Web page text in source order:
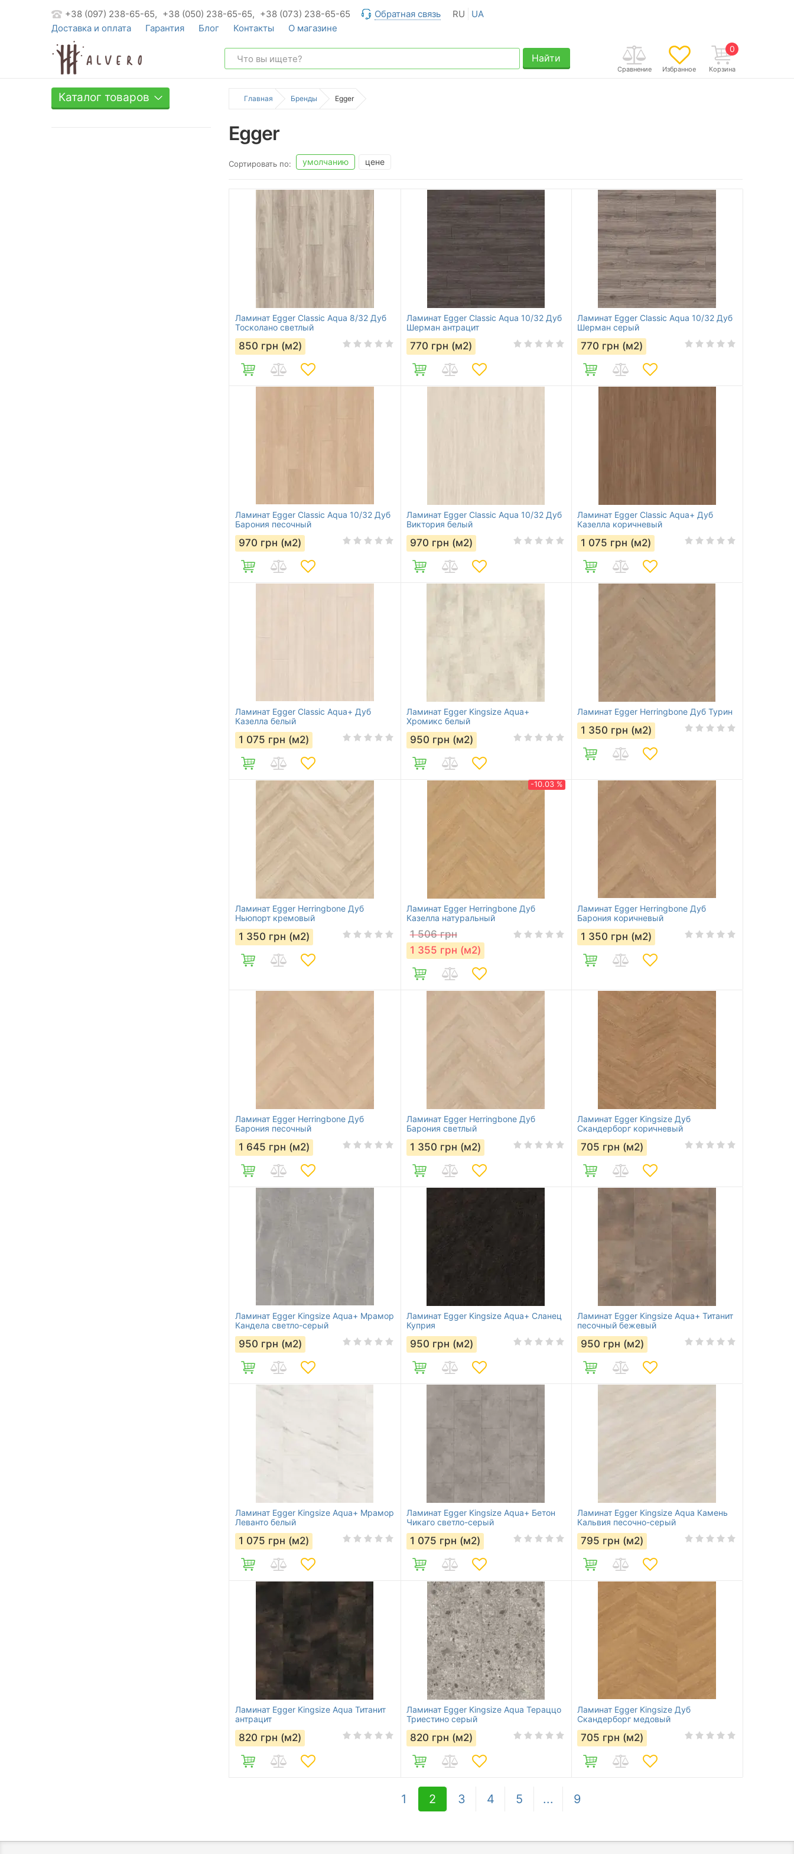
+38 (097) 238-65-65, +38 (050) 238-65-65, +38 (073) 238-65-65 Обратная связь RU
UA
Доставка и оплата
Гарантия Блог Контакты О магазине
0
Корзина
Избранное
Сравнение
Найти
Каталог товаров Главная Бренды Egger
Egger
Сортировать по: умолчанию цене
Ламинат Egger Classic Aqua 8/32 Дуб
Тосколано светлый
850 грн (м2)
Ламинат Egger Classic Aqua 10/32 Дуб
Шерман антрацит
770 грн (м2)
Ламинат Egger Classic Aqua 10/32 Дуб
Шерман серый
770 грн (м2)
Ламинат Egger Classic Aqua 10/32 Дуб
Барония песочный
970 грн (м2)
Ламинат Egger Classic Aqua 10/32 Дуб
Виктория белый
970 грн (м2)
Ламинат Egger Classic Aqua+ Дуб
Казелла коричневый
1 075 грн (м2)
Ламинат Egger Classic Aqua+ Дуб
Казелла белый
1 075 грн (м2)
Ламинат Egger Kingsize Aqua+
Хромикс белый
950 грн (м2)
Ламинат Egger Herringbone Дуб Турин
1 350 грн (м2)
Ламинат Egger Herringbone Дуб
Ньюпорт кремовый
1 350 грн (м2)
-10.03 %
Ламинат Egger Herringbone Дуб
Казелла натуральный
1 506 грн
1 355 грн (м2)
Ламинат Egger Herringbone Дуб
Барония коричневый
1 350 грн (м2)
Ламинат Egger Herringbone Дуб
Барония песочный
1 645 грн (м2)
Ламинат Egger Herringbone Дуб
Барония светлый
1 350 грн (м2)
Ламинат Egger Kingsize Дуб
Скандерборг коричневый
705 грн (м2)
Ламинат Egger Kingsize Aqua+ Мрамор
Кандела светло-серый
950 грн (м2)
Ламинат Egger Kingsize Aqua+ Сланец
Куприя
950 грн (м2)
Ламинат Egger Kingsize Aqua+ Титанит
песочный бежевый
950 грн (м2)
Ламинат Egger Kingsize Aqua+ Мрамор
Леванто белый
1 075 грн (м2)
Ламинат Egger Kingsize Aqua+ Бетон
Чикаго светло-серый
1 075 грн (м2)
Ламинат Egger Kingsize Aqua Камень
Кальвия песочно-серый
795 грн (м2)
Ламинат Egger Kingsize Aqua Титанит
антрацит
820 грн (м2)
Ламинат Egger Kingsize Aqua Тераццо
Триестино серый
820 грн (м2)
Ламинат Egger Kingsize Дуб
Скандерборг медовый
705 грн (м2)
1 2 3 4 5 ... 9